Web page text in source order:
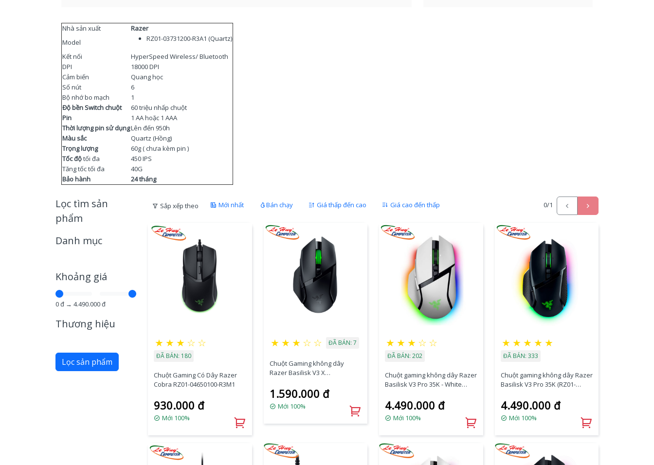
Nhà sản xuất
Razer
Model
RZ01-03731200-R3A1 (Quartz)
Kết nối
HyperSpeed ​​Wireless/ Bluetooth
DPI
18000 DPI
Cảm biến
Quang học
Số nút
6
Bộ nhớ bo mạch
1
Độ bền Switch chuột
60 triệu nhấp chuột
Pin
1 AA hoặc 1 AAA
Thời lượng pin sử dụngLên đến 950h
Màu sắc
Quartz (Hồng)
Trọng lượng
60g ( chưa kèm pin )
Tốc độtối đa
450 IPS
Tăng tốc tối đa
40G
Bảo hành
24 tháng
Lọc tìm sản
phẩm
Danh mục
Khoảng giá
0đ → 4.490.000đ
Thương hiệu
Lọc sản phẩm
Sắp xếp theo Mới nhất Bán chạy Giá thấp đến cao Giá cao đến thấp 0/1
★ ★ ★ ☆ ☆
ĐÃ BÁN: 180
Chuột Gaming Có Dây Razer
Cobra RZ01-04650100-R3M1
930.000 đ
Mới 100%
★ ★ ★ ☆ ☆ ĐÃ BÁN: 7
Chuột Gaming không dây
Razer Basilisk V3 X
R3A1)
1.590.000 đ
Mới 100%
★ ★ ★ ☆ ☆
ĐÃ BÁN: 202
Chuột gaming không dây Razer
Basilisk V3 Pro 35K - White
4.490.000 đ
Mới 100%
★ ★ ★ ★ ★
ĐÃ BÁN: 333
Chuột gaming không dây Razer
Basilisk V3 Pro 35K (RZ01-
4.490.000 đ
Mới 100%